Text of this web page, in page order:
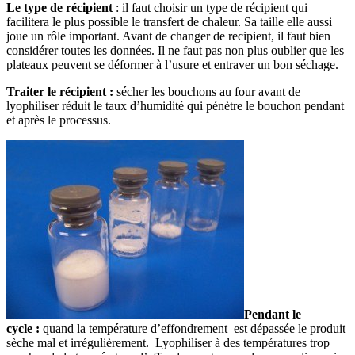
Le type de récipient : il faut choisir un type de récipient qui
facilitera le plus possible le transfert de chaleur. Sa taille elle aussi
joue un rôle important. Avant de changer de recipient, il faut bien
considérer toutes les données. Il ne faut pas non plus oublier que les
plateaux peuvent se déformer à l’usure et entraver un bon séchage.
Traiter le récipient : sécher les bouchons au four avant de
lyophiliser réduit le taux d’humidité qui pénètre le bouchon pendant
et après le processus.
Pendant le
cycle : quand la température d’effondrement est dépassée le produit
sèche mal et irrégulièrement. Lyophiliser à des températures trop